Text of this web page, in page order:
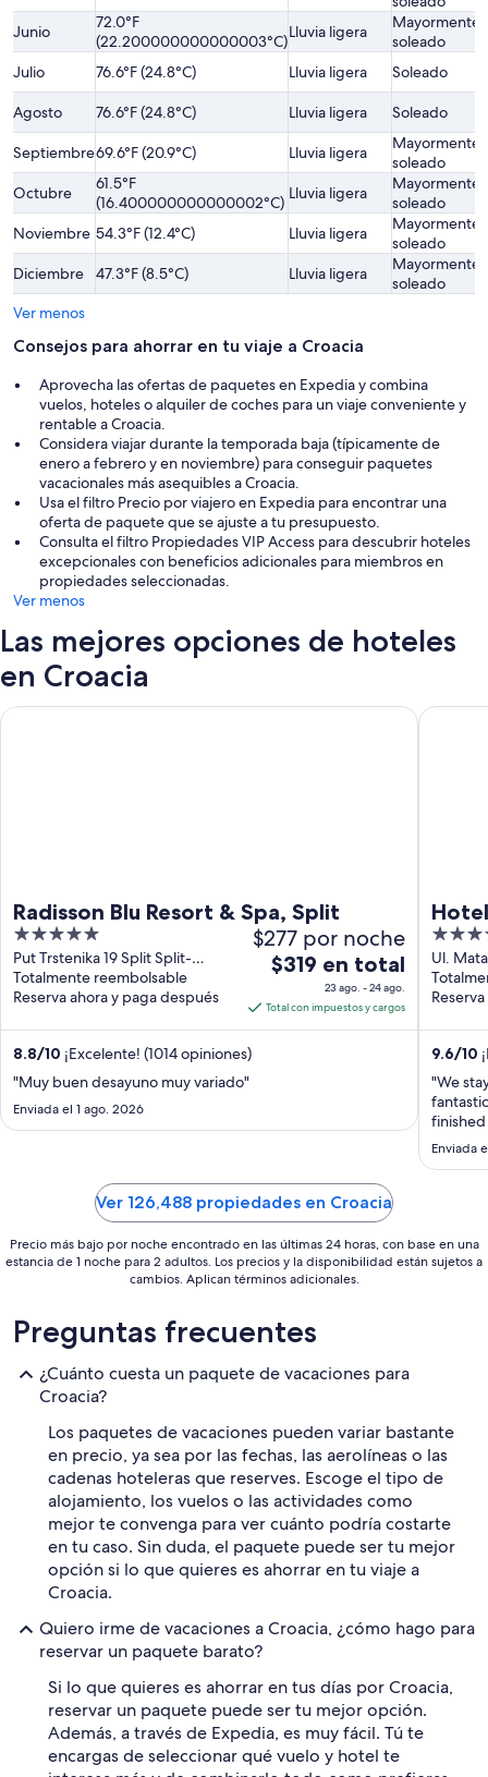
Junio
72.0°F
(22.200000000000003°C)Lluvia ligera
Mayormente
soleado
Julio 76.6°F (24.8°C) Lluvia ligera Soleado
Agosto 76.6°F (24.8°C) Lluvia ligera Soleado
Septiembre69.6°F (20.9°C) Lluvia ligera
Mayormente
soleado
Octubre
61.5°F
(16.400000000000002°C) Lluvia ligera
Mayormente
soleado
Noviembre 54.3°F (12.4°C) Lluvia ligera
Mayormente
soleado
Diciembre 47.3°F (8.5°C) Lluvia ligera
Mayormente
soleado
Ver menos
Consejos para ahorrar en tu viaje a Croacia
Aprovecha las ofertas de paquetes en Expedia y combina
vuelos, hoteles o alquiler de coches para un viaje conveniente y
rentable a Croacia.
Considera viajar durante la temporada baja (típicamente de
enero a febrero y en noviembre) para conseguir paquetes
vacacionales más asequibles a Croacia.
Usa el filtro Precio por viajero en Expedia para encontrar una
oferta de paquete que se ajuste a tu presupuesto.
Consulta el filtro Propiedades VIP Access para descubrir hoteles
excepcionales con beneficios adicionales para miembros en
propiedades seleccionadas.
Ver menos
Las mejores opciones de hoteles
en Croacia
Radisson Blu Resort & Spa, Split
5
out
of
5
Put Trstenika 19 Split Split-
Dalmatia
Totalmente reembolsable
Reserva ahora y paga después
$277 por noche
El
es
de
23
ago
24
ago
$319 en total
23 ago. - 24 ago.
Total con impuestos y cargos
8.8/10 ¡Excelente! (1014 opiniones)
"Muy buen desayuno muy variado"
Enviada el 1 ago. 2026
Radisson Blu Resort & Spa, Split
5
out
of
5
Ul.
9.6/10
"We
finished
and
Enviada
Hotel
Ver 126,488 propiedades en Croacia
Precio más bajo por noche encontrado en las últimas 24 horas, con base en una
estancia de 1 noche para 2 adultos. Los precios y la disponibilidad están sujetos a
cambios. Aplican términos adicionales.
Preguntas frecuentes
¿Cuánto cuesta un paquete de vacaciones para
Croacia?
Los paquetes de vacaciones pueden variar bastante
en precio, ya sea por las fechas, las aerolíneas o las
cadenas hoteleras que reserves. Escoge el tipo de
alojamiento, los vuelos o las actividades como
mejor te convenga para ver cuánto podría costarte
en tu caso. Sin duda, el paquete puede ser tu mejor
opción si lo que quieres es ahorrar en tu viaje a
Croacia.
Quiero irme de vacaciones a Croacia, ¿cómo hago para
reservar un paquete barato?
Si lo que quieres es ahorrar en tus días por Croacia,
reservar un paquete puede ser tu mejor opción.
Además, a través de Expedia, es muy fácil. Tú te
encargas de seleccionar qué vuelo y hotel te